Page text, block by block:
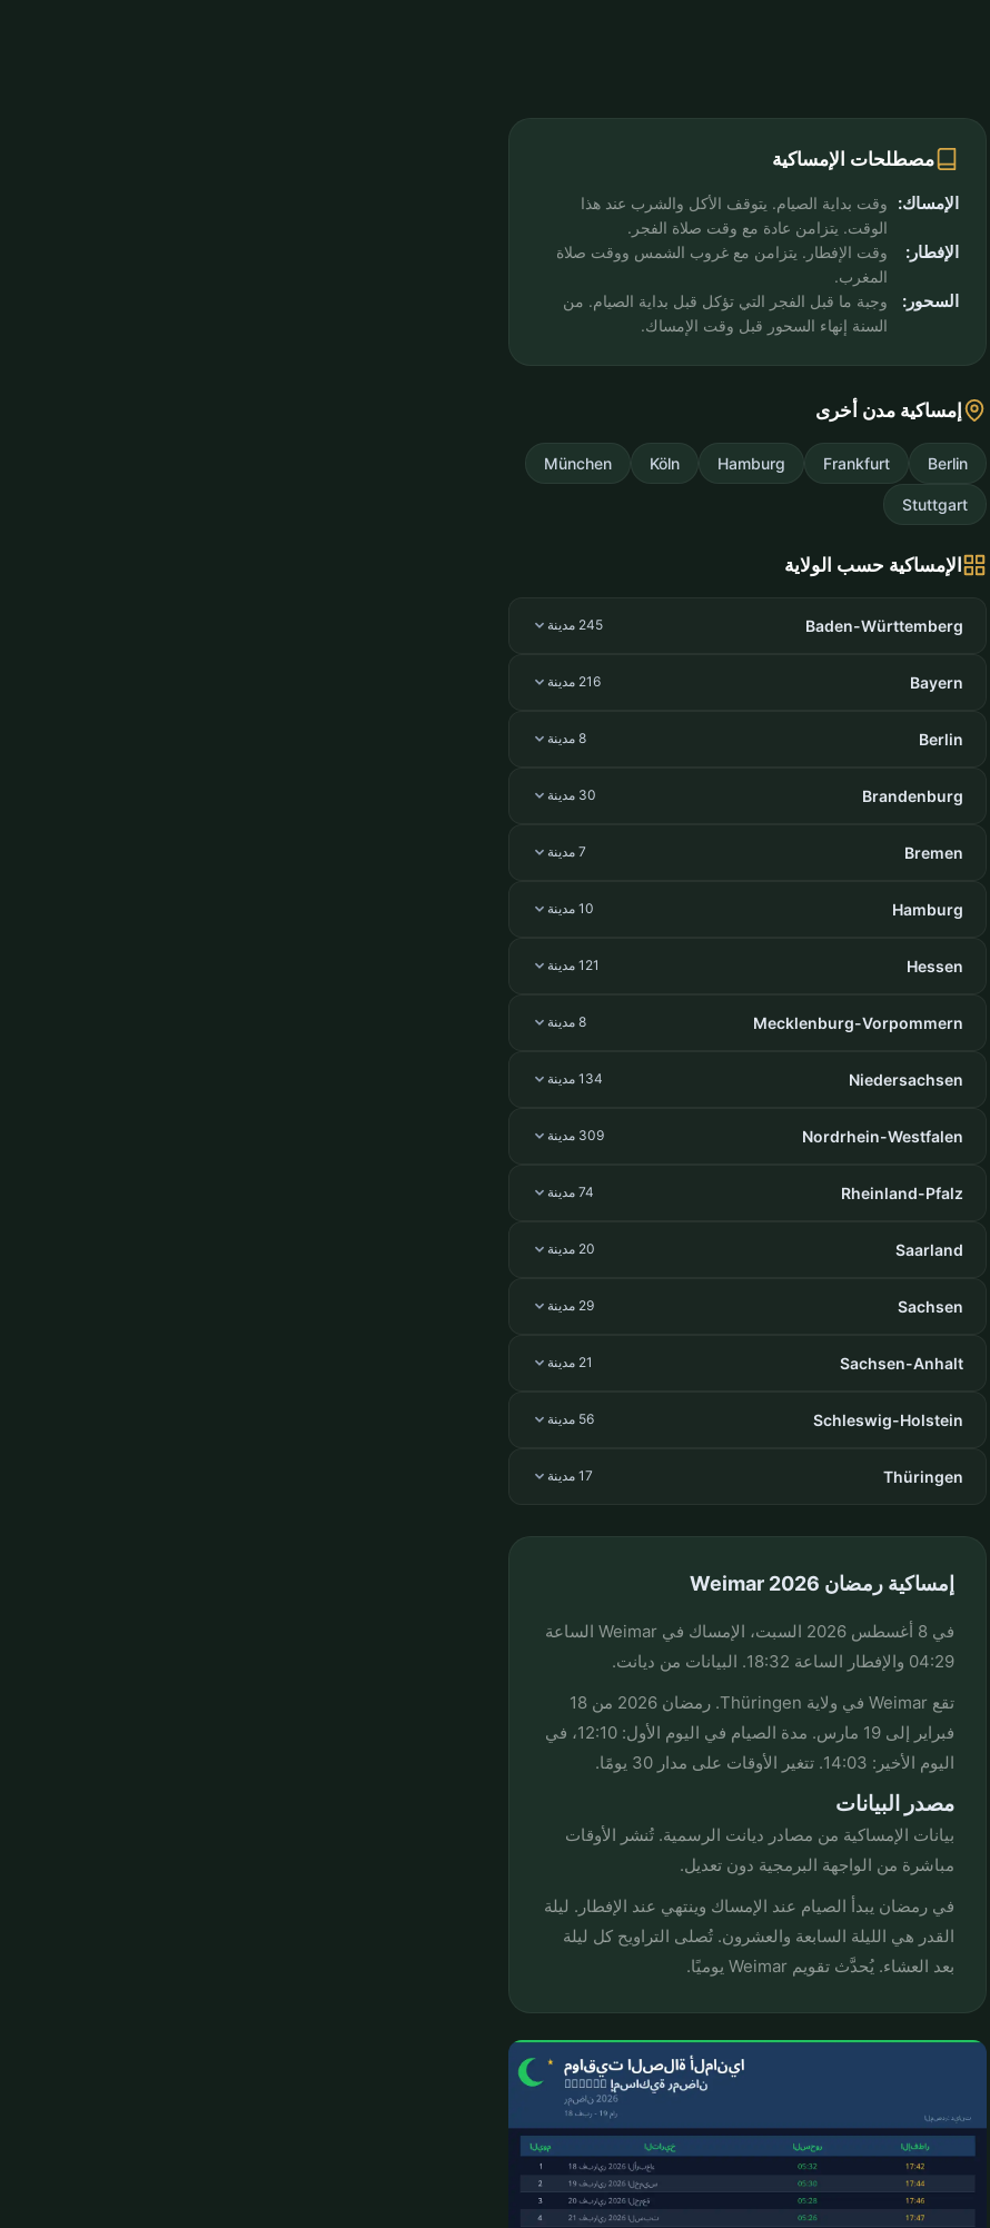
مصطلحات الإمساكية
الإمساك:
وقت بداية الصيام. يتوقف الأكل والشرب عند هذا
الوقت. يتزامن عادة مع وقت صلاة الفجر.
الإفطار:
وقت الإفطار. يتزامن مع غروب الشمس ووقت صلاة
المغرب.
السحور:
وجبة ما قبل الفجر التي تؤكل قبل بداية الصيام. من
السنة إنهاء السحور قبل وقت الإمساك.
إمساكية مدن أخرى
Berlin
Frankfurt
Hamburg
Köln
München
Stuttgart
الإمساكية حسب الولاية
Baden-Württemberg 245 مدينة
Bayern 216 مدينة
Berlin 8 مدينة
Brandenburg 30 مدينة
Bremen 7 مدينة
Hamburg 10 مدينة
Hessen 121 مدينة
Mecklenburg-Vorpommern 8 مدينة
Niedersachsen 134 مدينة
Nordrhein-Westfalen 309 مدينة
Rheinland-Pfalz 74 مدينة
Saarland 20 مدينة
Sachsen 29 مدينة
Sachsen-Anhalt 21 مدينة
Schleswig-Holstein 56 مدينة
Thüringen 17 مدينة
إمساكية رمضان Weimar 2026
في 8 أغسطس 2026 السبت، الإمساك في Weimar الساعة
04:29 والإفطار الساعة 18:32. البيانات من ديانت.
تقع Weimar في ولاية Thüringen. رمضان 2026 من 18
فبراير إلى 19 مارس. مدة الصيام في اليوم الأول: 12:10، في
اليوم الأخير: 14:03. تتغير الأوقات على مدار 30 يومًا.
مصدر البيانات
بيانات الإمساكية من مصادر ديانت الرسمية. تُنشر الأوقات
مباشرة من الواجهة البرمجية دون تعديل.
في رمضان يبدأ الصيام عند الإمساك وينتهي عند الإفطار. ليلة
القدر هي الليلة السابعة والعشرون. تُصلى التراويح كل ليلة
بعد العشاء. يُحدَّث تقويم Weimar يوميًا.